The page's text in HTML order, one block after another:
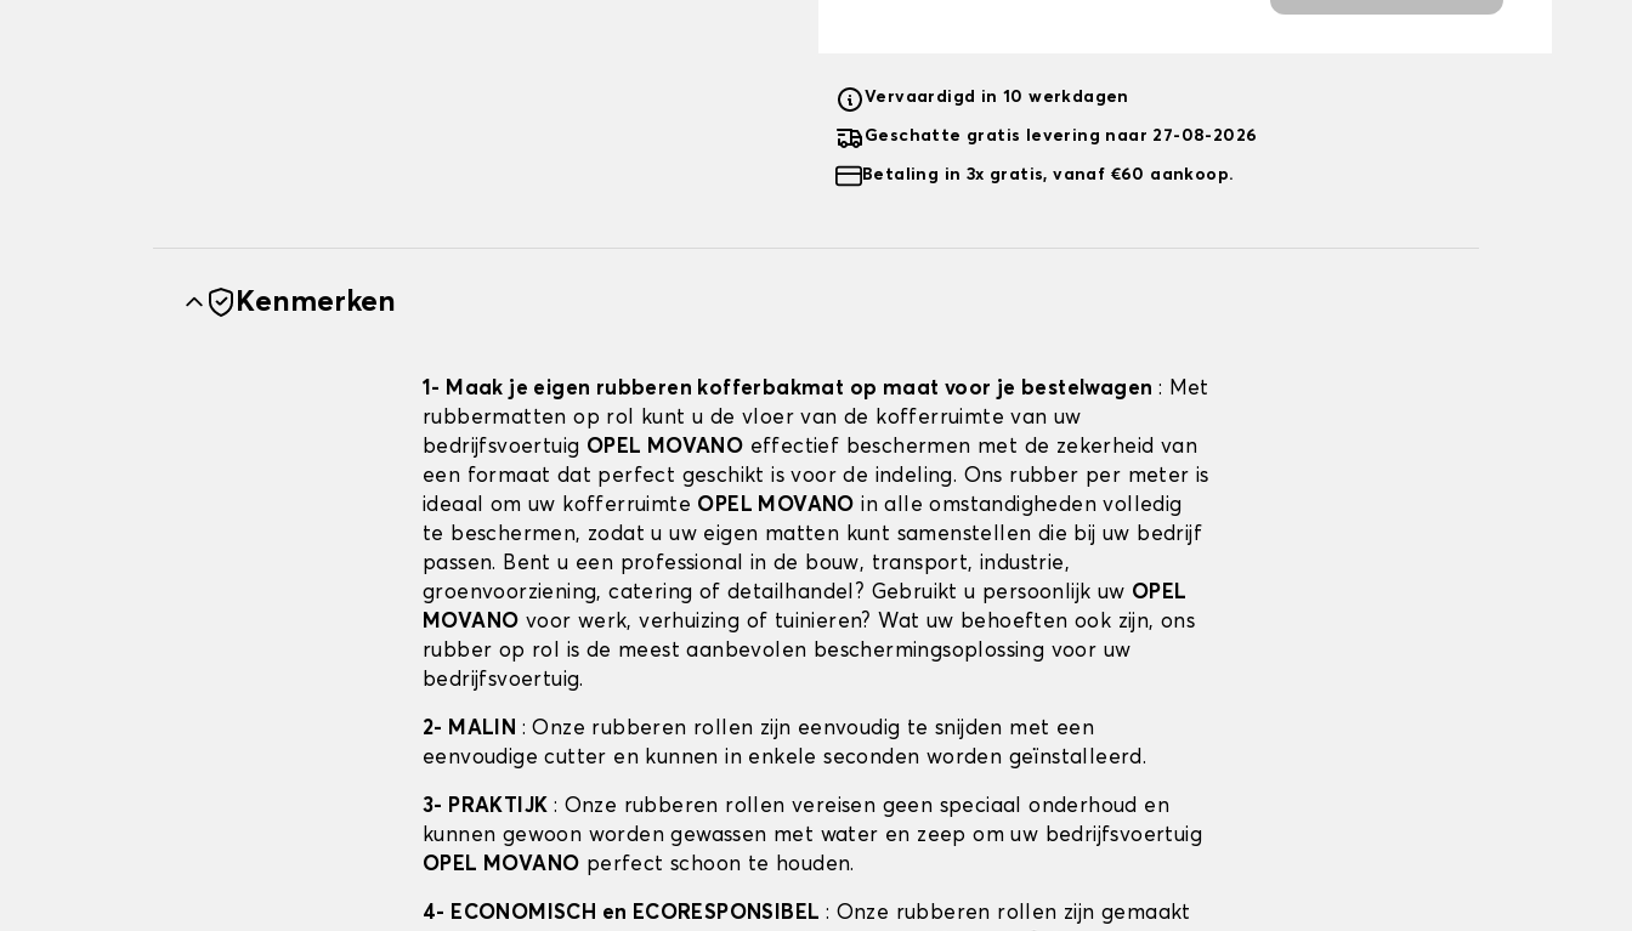
Vervaardigd in 10 werkdagen
Geschatte gratis levering naar 27-08-2026
Betaling in 3x gratis, vanaf €60 aankoop.
Kenmerken
1- Maak je eigen rubberen kofferbakmat op maat voor je bestelwagen : Met
rubbermatten op rol kunt u de vloer van de kofferruimte van uw
bedrijfsvoertuig OPEL MOVANO effectief beschermen met de zekerheid van
een formaat dat perfect geschikt is voor de indeling. Ons rubber per meter is
ideaal om uw kofferruimte OPEL MOVANO in alle omstandigheden volledig
te beschermen, zodat u uw eigen matten kunt samenstellen die bij uw bedrijf
passen. Bent u een professional in de bouw, transport, industrie,
groenvoorziening, catering of detailhandel? Gebruikt u persoonlijk uw OPEL
MOVANO voor werk, verhuizing of tuinieren? Wat uw behoeften ook zijn, ons
rubber op rol is de meest aanbevolen beschermingsoplossing voor uw
bedrijfsvoertuig.
2- MALIN : Onze rubberen rollen zijn eenvoudig te snijden met een
eenvoudige cutter en kunnen in enkele seconden worden geïnstalleerd.
3- PRAKTIJK : Onze rubberen rollen vereisen geen speciaal onderhoud en
kunnen gewoon worden gewassen met water en zeep om uw bedrijfsvoertuig
OPEL MOVANO perfect schoon te houden.
4- ECONOMISCH en ECORESPONSIBEL : Onze rubberen rollen zijn gemaakt